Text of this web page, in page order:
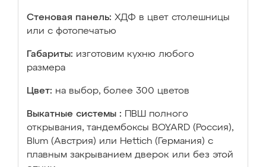
Стеновая панель: ХДФ в цвет столешницы
или с фотопечатью
Габариты: изготовим кухню любого
размера
Цвет: на выбор, более 300 цветов
Выкатные системы :
ПВШ полного
открывания, тандембоксы BOYARD (Россия),
Blum (Австрия) или Hettich (Германия) с
плавным закрыванием дверок или без этой